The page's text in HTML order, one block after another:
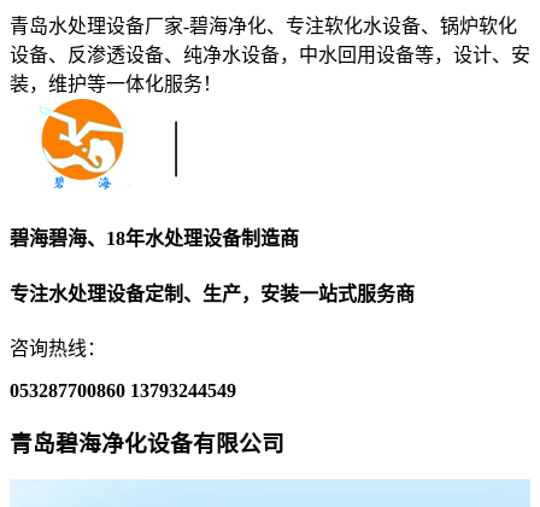
青岛水处理设备厂家-碧海净化、专注软化水设备、锅炉软化
设备、反渗透设备、纯净水设备，中水回用设备等，设计、安
装，维护等一体化服务！
碧海碧海、18年水处理设备制造商
专注水处理设备定制、生产，安装一站式服务商
咨询热线：
053287700860 13793244549
青岛碧海净化设备有限公司